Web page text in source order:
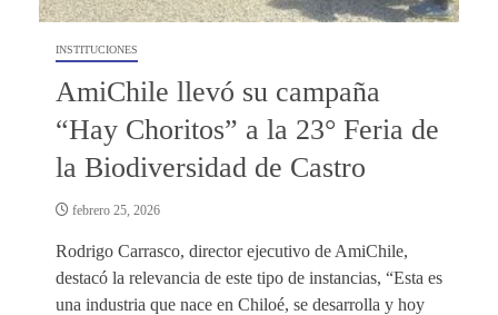
INSTITUCIONES
AmiChile llevó su campaña
“Hay Choritos” a la 23° Feria de
la Biodiversidad de Castro
febrero 25, 2026
Rodrigo Carrasco, director ejecutivo de AmiChile,
destacó la relevancia de este tipo de instancias, “Esta es
una industria que nace en Chiloé, se desarrolla y hoy